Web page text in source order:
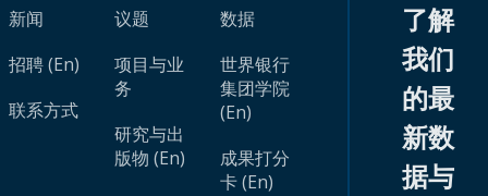
新闻
招聘 (En)
联系方式
议题
项目与业
务
研究与出
版物 (En)
数据
世界银行
集团学院
(En)
成果打分
卡 (En)
了解
我们
的最
新数
据与